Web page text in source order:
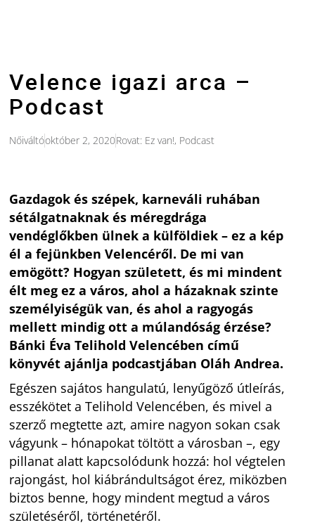
Velence igazi arca –
Podcast
Nőiváltóoktóber 2, 2020Rovat: Ez van!, Podcast
Gazdagok és szépek, karneváli ruhában
sétálgatnaknak és méregdrága
vendéglőkben ülnek a külföldiek – ez a kép
él a fejünkben Velencéről. De mi van
emögött? Hogyan született, és mi mindent
élt meg ez a város, ahol a házaknak szinte
személyiségük van, és ahol a ragyogás
mellett mindig ott a múlandóság érzése?
Bánki Éva Telihold Velencében című
könyvét ajánlja podcastjában Oláh Andrea.
Egészen sajátos hangulatú, lenyűgöző útleírás,
esszékötet a Telihold Velencében, és mivel a
szerző megtette azt, amire nagyon sokan csak
vágyunk – hónapokat töltött a városban –, egy
pillanat alatt kapcsolódunk hozzá: hol végtelen
rajongást, hol kiábrándultságot érez, miközben
biztos benne, hogy mindent megtud a város
születéséről, történetéről.